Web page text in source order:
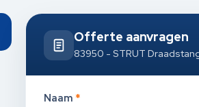
Offerte aanvragen
83950 - STRUT
Naam *